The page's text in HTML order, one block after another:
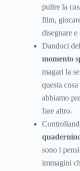
pulire la
film,
disegnare
Dandoci
momento
magari la
questa
abbiamo
fare altro.
sono i
immagini